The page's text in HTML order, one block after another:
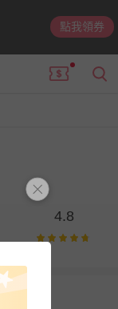
點我領券
4.8